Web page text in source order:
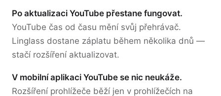
Po aktualizaci YouTube přestane fungovat.
YouTube čas od času mění svůj přehrávač.
Linglass dostane záplatu během několika dnů —
stačí rozšíření aktualizovat.
V mobilní aplikaci YouTube se nic neukáže.
Rozšíření prohlížeče běží jen v prohlížečích na